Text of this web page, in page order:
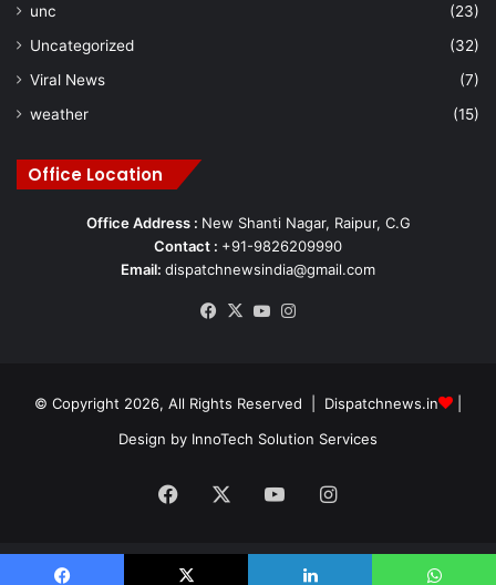
unc
(23)
Uncategorized
(32)
Viral News
(7)
weather
(15)
Office Location
Office Address : New Shanti Nagar, Raipur, C.G
Contact : +91-9826209990
Email: dispatchnewsindia@gmail.com
Facebook
X YouTube
© Copyright 2026, All Rights Reserved | Dispatchnews.in
Design by InnoTech Solution Services
Facebook YouTubeInstagram